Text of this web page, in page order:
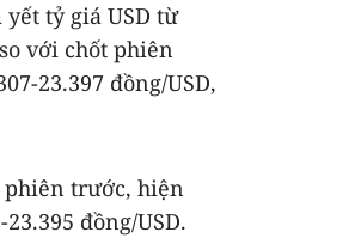
tỷ giá USD từ
với chốt phiên
23.397 đồng/USD,
phiên trước, hiện
đồng/USD.